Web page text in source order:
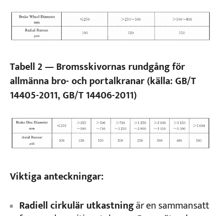
Tabell 2 — Bromsskivornas rundgång för
allmänna bro- och portalkranar (källa: GB/T
14405-2011, GB/T 14406-2011)
Viktiga anteckningar:
Radiell cirkulär utkastningär en sammansatt